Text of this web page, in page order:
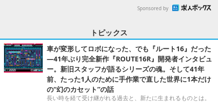
Sponsored by
トピックス
車が変形してロボになった、でも『ルート16』だった
―41年ぶり完全新作『ROUTE16R』開発者インタビュ
ー。新旧スタッフが語るシリーズの魂。そして41年
前、たった1人のために手作業で直した世界に1本だけ
の“幻のカセット”の話
長い時を経て受け継がれる過去と、新たに生まれるものとは。